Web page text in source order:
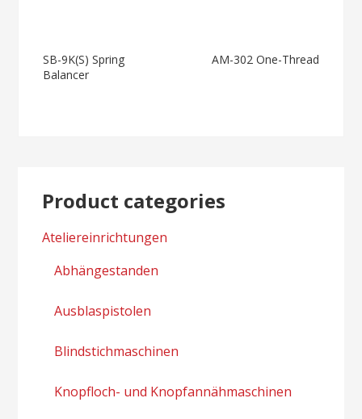
Post
SB-9K(S) Spring
Balancer
AM-302 One-Thread
Product categories
Ateliereinrichtungen
Abhängestanden
Ausblaspistolen
Blindstichmaschinen
Knopfloch- und Knopfannähmaschinen